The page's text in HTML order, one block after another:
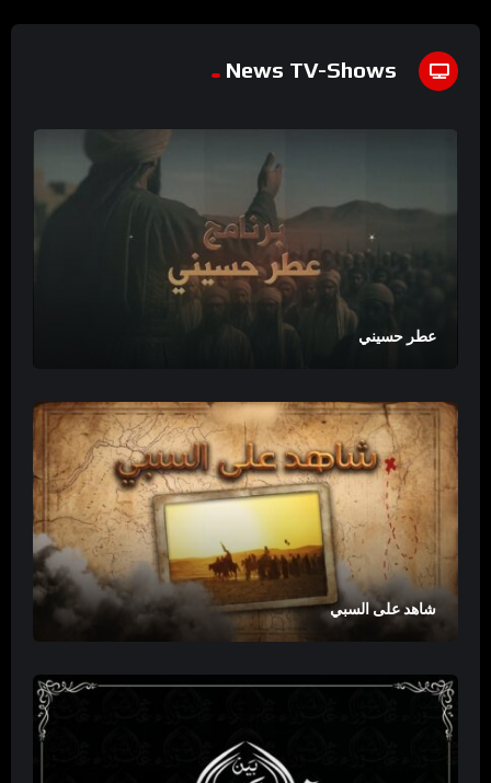
News TV-Shows
عطر حسيني
شاهد على السبي